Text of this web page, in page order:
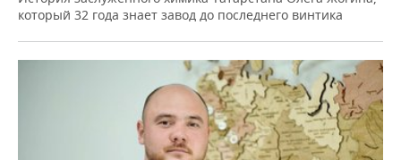
который 32 года знает завод до последнего винтика